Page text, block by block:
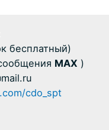
бесплатный)
MAX )
cdo_spt